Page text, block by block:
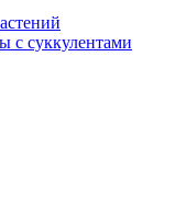
с суккулентами